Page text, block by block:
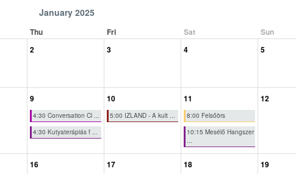
January 2025
Thu Fri Sat
Sun
2 3 4 5
9
4:30 Conversation Cl ...
4:30 Kutyaterápiás f ...
10
5:00 IZLAND - A kult ...
11
8:00 Felsőörs
10:15 Mesélő Hangszer
...
12
16 17 18 19